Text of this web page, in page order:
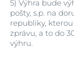
5) Výhra bude
pošty, s.p. na
republiky,
zprávu, a to do
výhru.